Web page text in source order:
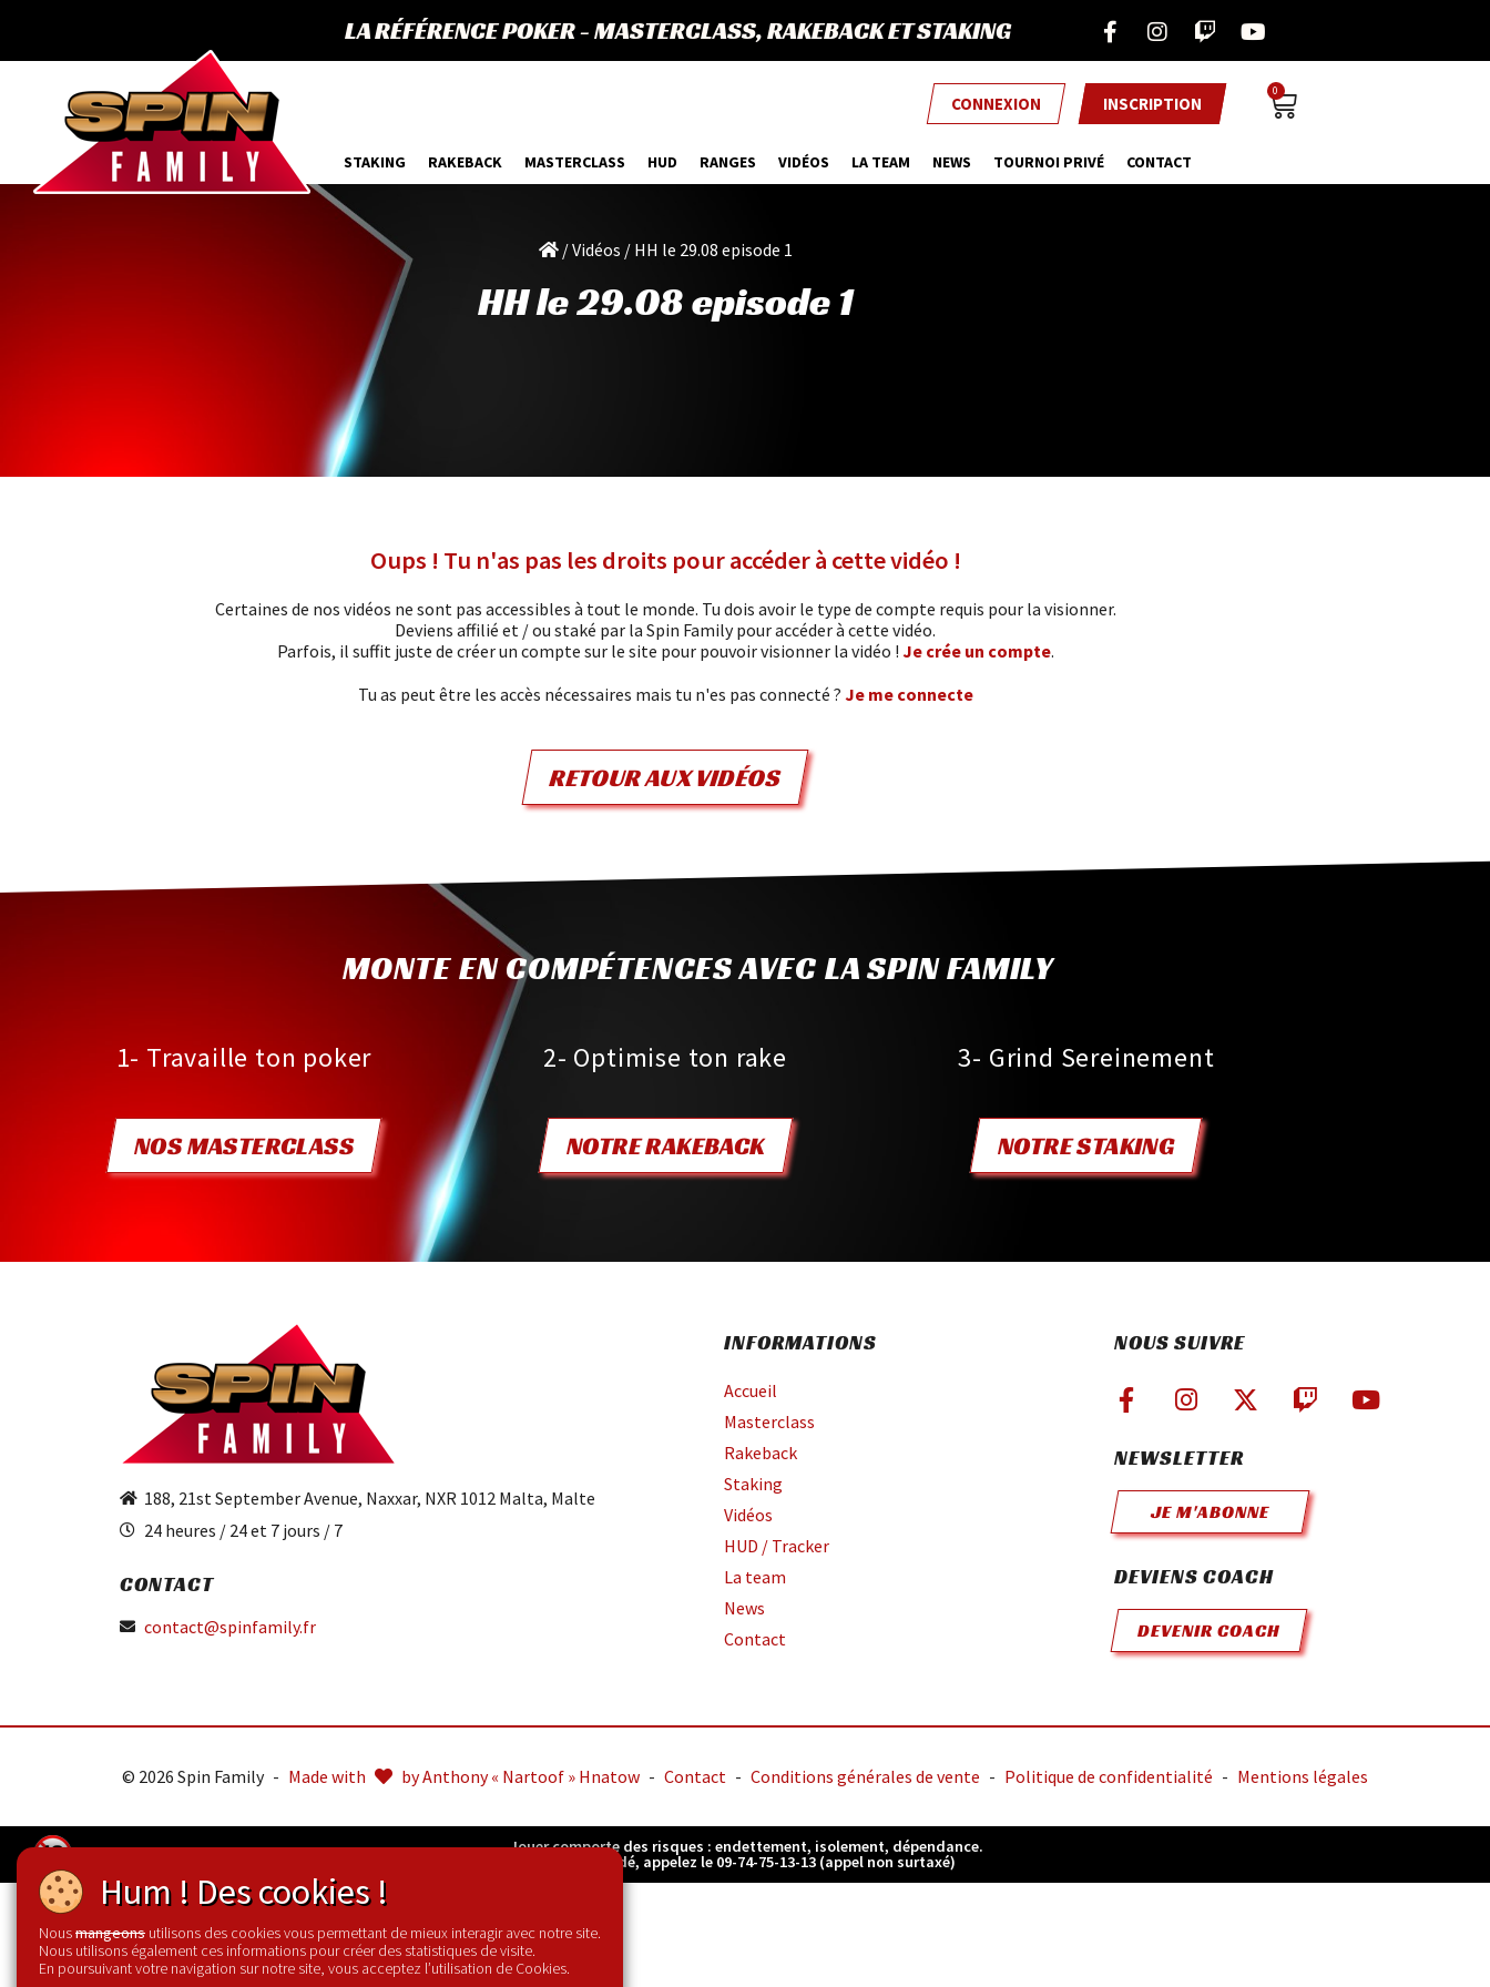
LA RÉFÉRENCE POKER-MASTERCLASS, RAKEBACK ET STAKING
CONNEXION INSCRIPTION
0
STAKING RAKEBACK MASTERCLASS HUD RANGES VIDÉOS LA TEAM NEWS TOURNOI PRIVÉ CONTACT
/Vidéos / HH le 29.08 episode 1
HH le 29.08 episode 1
Oups ! Tu n'as pas les droits pour accéder à cette vidéo !
Certaines de nos vidéos ne sont pas accessibles à tout le monde. Tu dois avoir le type de compte requis pour la visionner.
Deviens affilié et / ou staké par la Spin Family pour accéder à cette vidéo.
Parfois, il suffit juste de créer un compte sur le site pour pouvoir visionner la vidéo ! Je crée un compte.
Tu as peut être les accès nécessaires mais tu n'es pas connecté ? Je me connecte
RETOUR AUX VIDÉOS
MONTE EN COMPÉTENCES AVEC LA SPIN FAMILY
1- Travaille ton poker
NOS MASTERCLASS
2- Optimise ton rake
NOTRE RAKEBACK
3- Grind Sereinement
NOTRE STAKING
188, 21st September Avenue, Naxxar, NXR 1012 Malta, Malte
24 heures / 24 et 7 jours / 7
CONTACT
contact@spinfamily.fr
INFORMATIONS
Accueil
Masterclass
Rakeback
Staking
Vidéos
HUD / Tracker
La team
News
Contact
NOUS SUIVRE
NEWSLETTER
JE M'ABONNE
DEVIENS COACH
DEVENIR COACH
© 2026 Spin Family - Made with by Anthony « Nartoof » Hnatow - Contact - Conditions générales de vente - Politique de confidentialité - Mentions légales
Jouer comporte des risques : endettement, isolement, dépendance.
Pour être aidé, appelez le 09-74-75-13-13 (appel non surtaxé)
Hum ! Des cookies !
Nousmangeons utilisons des cookies vous permettant de mieux interagir avec notre site.
Nous utilisons également ces informations pour créer des statistiques de visite.
En poursuivant votre navigation sur notre site, vous acceptez l’utilisation de Cookies.